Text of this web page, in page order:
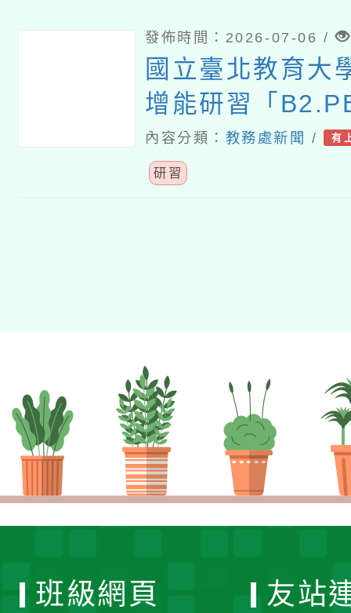
發佈時間：2026-07-06 /
國立臺北教育大
增能研習「
用工作坊」課程
改
內容分類： 教務處新聞 / 有
研習
班級網頁 友站